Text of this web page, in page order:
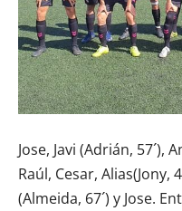
Jose, Javi (Adrián, 57´),
Raúl, Cesar, Alias(Jony,
(Almeida, 67´) y Jose.